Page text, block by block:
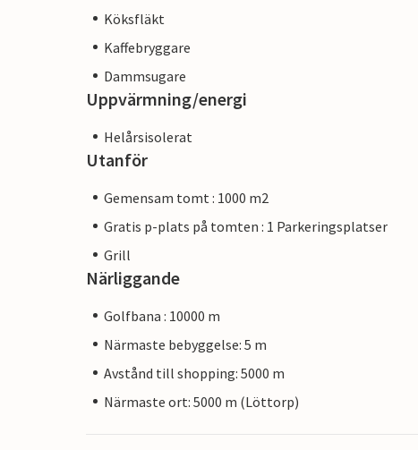
Köksfläkt
Kaffebryggare
Dammsugare
Uppvärmning/energi
Helårsisolerat
Utanför
Gemensam tomt : 1000 m2
Gratis p-plats på tomten : 1 Parkeringsplatser
Grill
Närliggande
Golfbana : 10000 m
Närmaste bebyggelse: 5 m
Avstånd till shopping: 5000 m
Närmaste ort: 5000 m (Löttorp)